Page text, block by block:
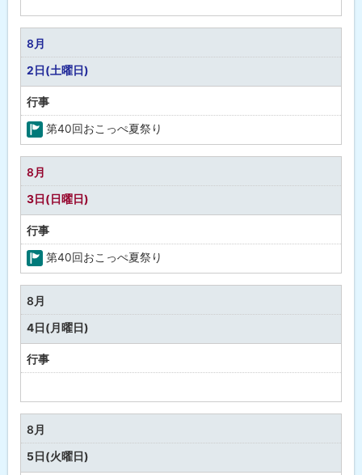
定
な
し
8月
2日(土曜日)
行事
町
の
行
事
第40回おこっぺ夏祭り
8月
3日(日曜日)
行事
町
の
行
事
第40回おこっぺ夏祭り
8月
4日(月曜日)
行事
定
な
し
8月
5日(火曜日)